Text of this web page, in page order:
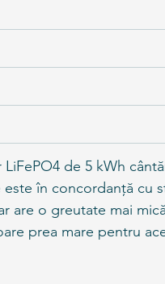
de 5 kWh
este în concordanță cu
are o greutate mai
prea mare pentru